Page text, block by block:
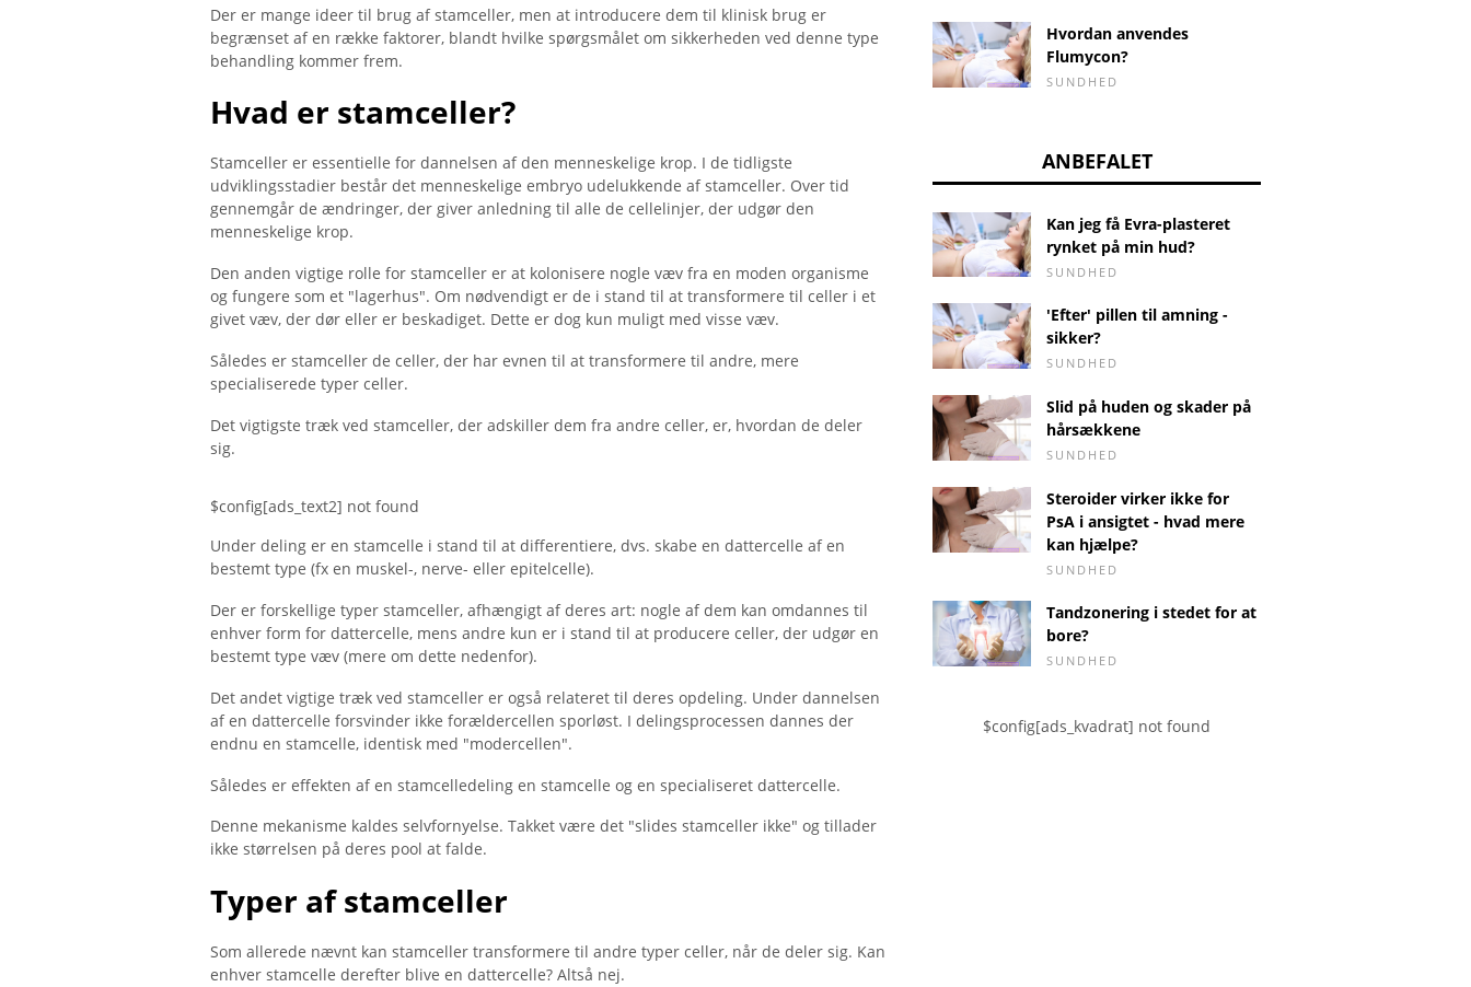
Der er mange ideer til brug af stamceller, men at introducere dem til klinisk brug er
begrænset af en række faktorer, blandt hvilke spørgsmålet om sikkerheden ved denne type
behandling kommer frem.
Hvad er stamceller?
Stamceller er essentielle for dannelsen af ​​den menneskelige krop. I de tidligste
udviklingsstadier består det menneskelige embryo udelukkende af stamceller. Over tid
gennemgår de ændringer, der giver anledning til alle de cellelinjer, der udgør den
menneskelige krop.
Den anden vigtige rolle for stamceller er at kolonisere nogle væv fra en moden organisme
og fungere som et "lagerhus". Om nødvendigt er de i stand til at transformere til celler i et
givet væv, der dør eller er beskadiget. Dette er dog kun muligt med visse væv.
Således er stamceller de celler, der har evnen til at transformere til andre, mere
specialiserede typer celler.
Det vigtigste træk ved stamceller, der adskiller dem fra andre celler, er, hvordan de deler
sig.
$config[ads_text2] not found
Under deling er en stamcelle i stand til at differentiere, dvs. skabe en dattercelle af en
bestemt type (fx en muskel-, nerve- eller epitelcelle).
Der er forskellige typer stamceller, afhængigt af deres art: nogle af dem kan omdannes til
enhver form for dattercelle, mens andre kun er i stand til at producere celler, der udgør en
bestemt type væv (mere om dette nedenfor).
Det andet vigtige træk ved stamceller er også relateret til deres opdeling. Under dannelsen
af ​​en dattercelle forsvinder ikke forældercellen sporløst. I delingsprocessen dannes der
endnu en stamcelle, identisk med "modercellen".
Således er effekten af ​​en stamcelledeling en stamcelle og en specialiseret dattercelle.
Denne mekanisme kaldes selvfornyelse. Takket være det "slides stamceller ikke" og tillader
ikke størrelsen på deres pool at falde.
Typer af stamceller
Som allerede nævnt kan stamceller transformere til andre typer celler, når de deler sig. Kan
enhver stamcelle derefter blive en dattercelle? Altså nej.
Hvordan anvendes
Flumycon?
SUNDHED
ANBEFALET
Kan jeg få Evra-plasteret
rynket på min hud?
SUNDHED
'Efter' pillen til amning -
sikker?
SUNDHED
Slid på huden og skader på
hårsækkene
SUNDHED
Steroider virker ikke for
PsA i ansigtet - hvad mere
kan hjælpe?
SUNDHED
Tandzonering i stedet for at
bore?
SUNDHED
$config[ads_kvadrat] not found